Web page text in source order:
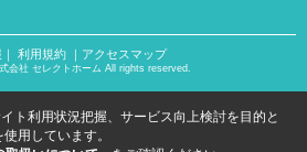
利用規約｜ アクセスマップ
会社 セレクトホーム All rights reserved.
ト利用状況把握、サービス向上検討を目的と
用しています。